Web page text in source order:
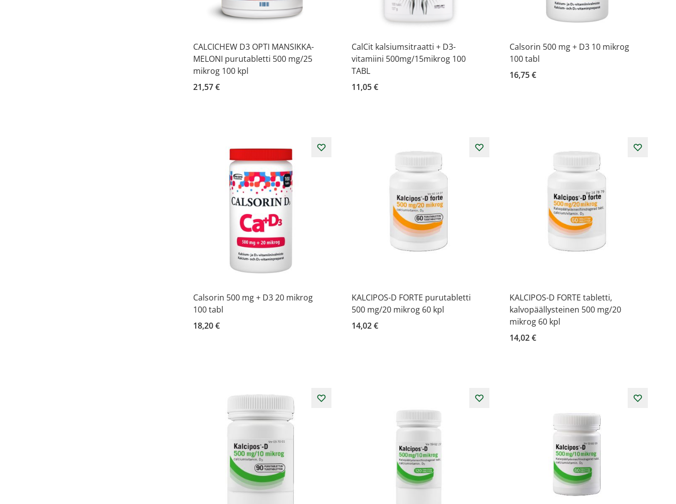
CALCICHEW D3 OPTI MANSIKKA-
MELONI purutabletti 500 mg/25
mikrog 100 kpl
21,57 €
CalCit kalsiumsitraatti + D3-
vitamiini 500mg/15mikrog 100
TABL
11,05 €
Calsorin 500 mg + D3 10 mikrog
100 tabl
16,75 €
Calsorin 500 mg + D3 20 mikrog
100 tabl
18,20 €
KALCIPOS-D FORTE purutabletti
500 mg/20 mikrog 60 kpl
14,02 €
KALCIPOS-D FORTE tabletti,
kalvopäällysteinen 500 mg/20
mikrog 60 kpl
14,02 €